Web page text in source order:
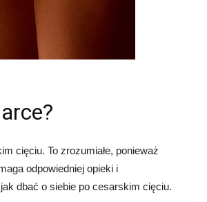
cięciu. To zrozumiałe, ponieważ
odpowiedniej opieki i
dbać o siebie po cesarskim cięciu.